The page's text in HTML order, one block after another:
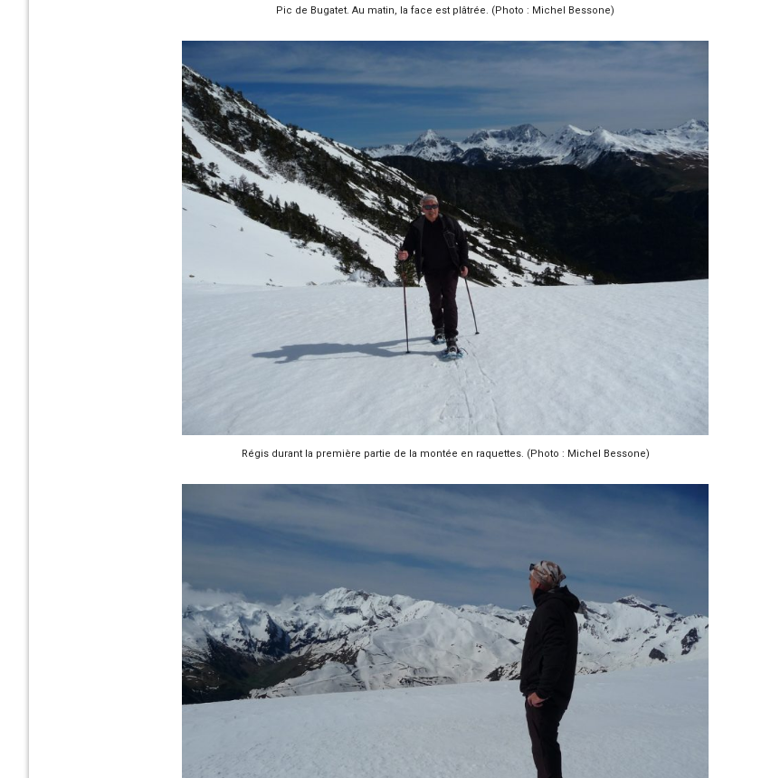
Pic de Bugatet. Au matin, la face est plâtrée. (Photo : Michel Bessone)
Régis durant la première partie de la montée en raquettes. (Photo : Michel Bessone)